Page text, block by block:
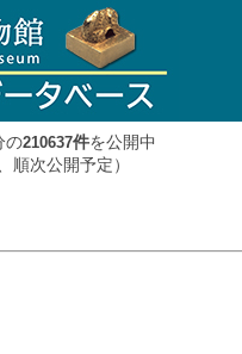
の210637件を公開中
順次公開予定）